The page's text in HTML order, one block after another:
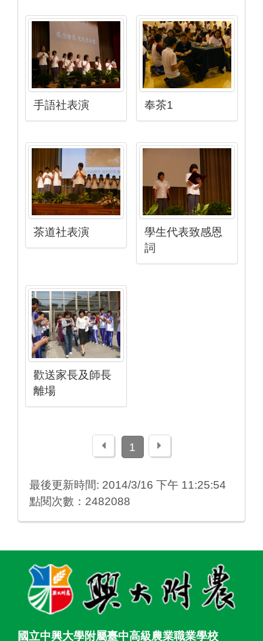
手語社表演 奉茶1
茶道社表演
學生代表致感恩
詞
歡送家長及師長
離場
上一頁1 下一頁
最後更新時間: 2014/3/16 下午 11:25:54
點閱次數：2482088
國立中興大學附屬臺中高級農業職業學校